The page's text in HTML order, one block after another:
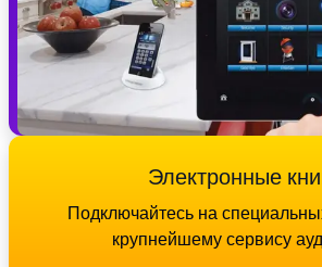
Электронные
Подключайтесь на
крупнейшему сервису